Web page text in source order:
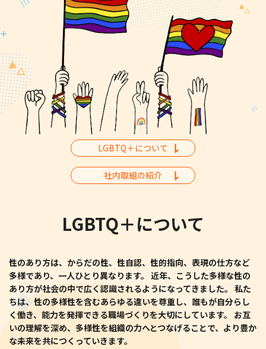
LGBTQ+
LGBTQ＋について
社内取組の紹介
LGBTQ＋について
性のあり方は、からだの性、性自認、性的指向、表現の仕方など
多様であり、一人ひとり異なります。 近年、こうした多様な性の
あり方が社会の中で広く認識されるようになってきました。 私た
ちは、性の多様性を含むあらゆる違いを尊重し、誰もが自分らし
く働き、能力を発揮できる職場づくりを大切にしています。
お互
いの理解を深め、多様性を組織の力へとつなげることで、より豊か
な未来を共につくっていきます。